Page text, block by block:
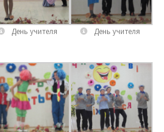
День учителя День учителя